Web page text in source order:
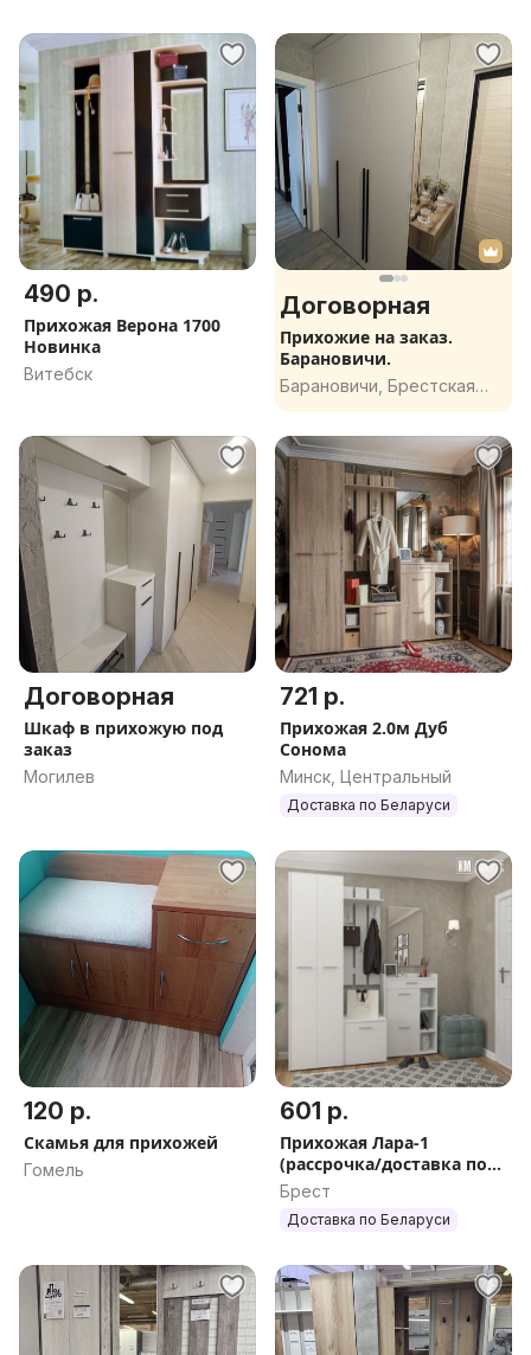
490 р.
Прихожая Верона 1700
Новинка
Витебск
Договорная
Прихожие на заказ.
Барановичи.
Барановичи, Брестская
обл.
Договорная
Шкаф в прихожую под
заказ
Могилев
721 р.
Прихожая 2.0м Дуб
Сонома
Минск, Центральный
Доставка по Беларуси
120 р.
Скамья для прихожей
Гомель
601 р.
Прихожая Лара-1
(рассрочка/доставка по
РБ)
Брест
Доставка по Беларуси